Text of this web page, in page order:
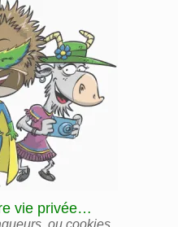
vie privée…